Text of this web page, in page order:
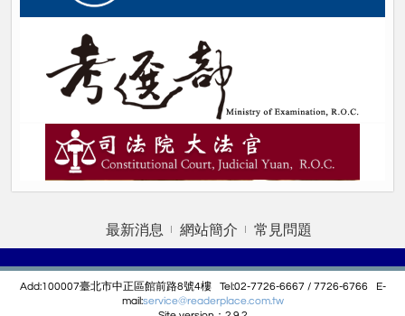
最新消息 網站簡介 常見問題
Add:100007臺北市中正區館前路8號4樓 Tel:02-7726-6667 / 7726-6766 E-
mail:service@readerplace.com.tw